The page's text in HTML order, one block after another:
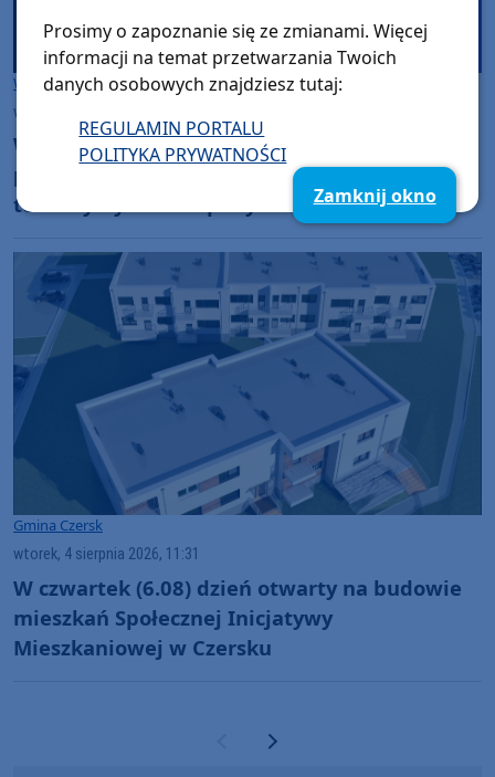
Woj. Kujawsko-pomorskieWoj. Pomorskie
wtorek, 4 sierpnia 2026, 12:45
Wieczorem i w nocy w naszym regionie
prognozowane są burze, którym mogą
towarzyszyć silne opady deszczu i grad
Gmina Czersk
wtorek, 4 sierpnia 2026, 11:31
W czwartek (6.08) dzień otwarty na budowie
mieszkań Społecznej Inicjatywy
Mieszkaniowej w Czersku
Poprzednia strona
Następna strona
Prosimy o zapoznanie się ze zmianami. Więcej
informacji na temat przetwarzania Twoich
danych osobowych znajdziesz tutaj:
REGULAMIN PORTALU
POLITYKA PRYWATNOŚCI
Zamknij okno